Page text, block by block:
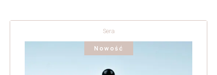
Sera
Nowość